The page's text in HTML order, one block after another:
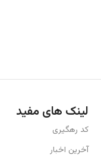
لینک های مفید
کد رهگیری
آخرین اخبار